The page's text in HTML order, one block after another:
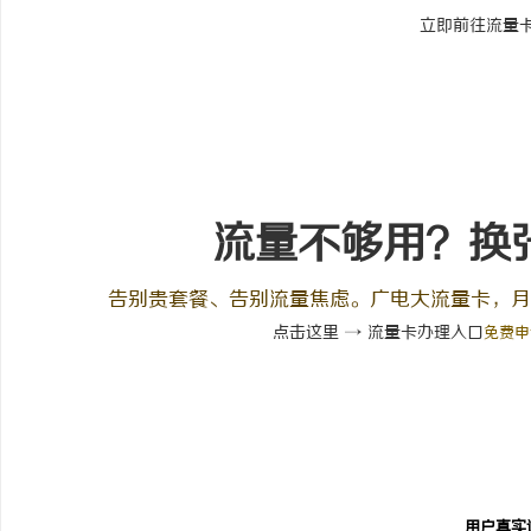
立即前往流量
流量不够用？换
告别贵套餐、告别流量焦虑。广电大流量卡，
点击这里 → 流量卡办理入口免费